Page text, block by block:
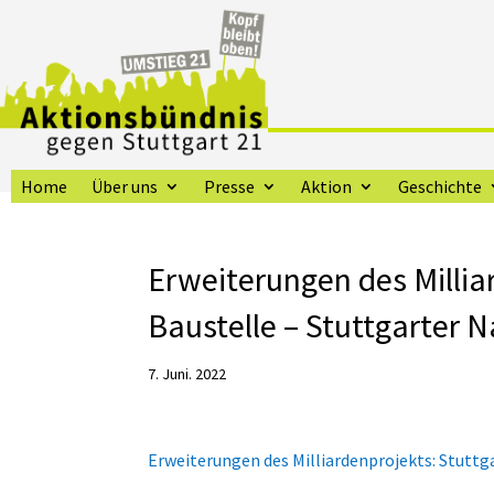
Home Über uns Presse Aktion Geschichte
Erweiterungen des
Baustelle – Stuttgarter
7. Juni. 2022
Erweiterungen des Milliardenprojekts: